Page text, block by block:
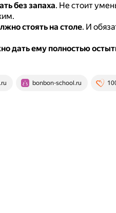
без запаха. Не стоит
стоять на столе. И
дать ему полностью
bonbon-school.ru